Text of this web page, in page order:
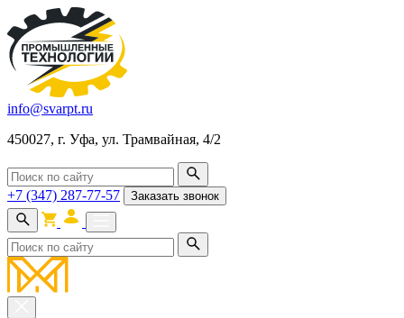
info@svarpt.ru
450027, г. Уфа, ул. Трамвайная, 4/2
+7 (347) 287-77-57 Заказать звонок